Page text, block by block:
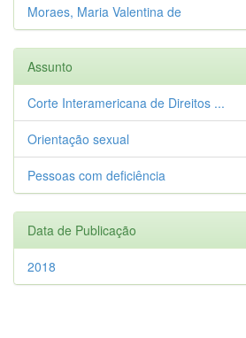
Moraes, Maria Valentina de
Assunto
Corte Interamericana de Direitos ...
Orientação sexual
Pessoas com deficiência
Data de Publicação
2018